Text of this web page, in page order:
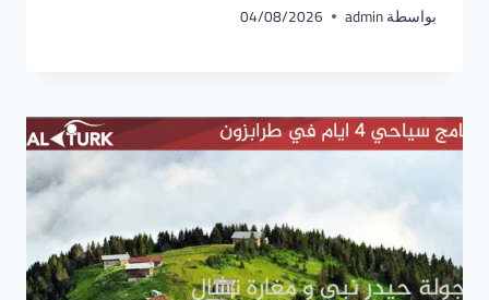
بواسطةadmin
04/08/2026